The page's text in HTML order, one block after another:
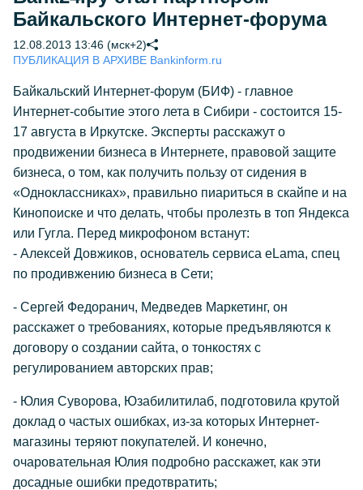
Байкальского Интернет-форума
12.08.2013 13:46 (мск+2)
ПУБЛИКАЦИЯ В АРХИВЕ Bankinform.ru
Байкальский Интернет-форум (БИФ) - главное
Интернет-событие этого лета в Сибири - состоится 15-
17 августа в Иркутске. Эксперты расскажут о
продвижении бизнеса в Интернете, правовой защите
бизнеса, о том, как получить пользу от сидения в
«Одноклассниках», правильно пиариться в скайпе и на
Кинопоиске и что делать, чтобы пролезть в топ Яндекса
или Гугла. Перед микрофоном встанут:
- Алексей Довжиков, основатель сервиса eLama, спец
по продивжению бизнеса в Сети;
- Сергей Федоранич, Медведев Маркетинг, он
расскажет о требованиях, которые предъявляются к
договору о создании сайта, о тонкостях с
регулированием авторских прав;
- Юлия Суворова, Юзабилитилаб, подготовила крутой
доклад о частых ошибках, из-за которых Интернет-
магазины теряют покупателей. И конечно,
очаровательная Юлия подробно расскажет, как эти
досадные ошибки предотвратить;